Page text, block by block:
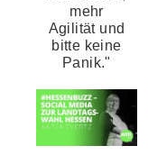
mehr
Agilität und
bitte keine
Panik."